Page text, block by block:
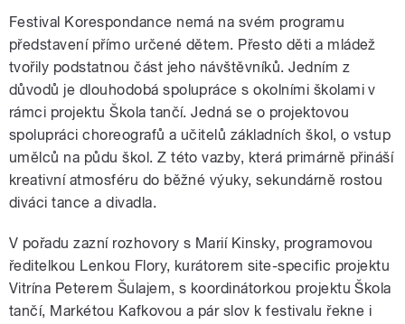
Festival Korespondance nemá na svém programu
představení přímo určené dětem. Přesto děti a mládež
tvořily podstatnou část jeho návštěvníků. Jedním z
důvodů je dlouhodobá spolupráce s okolními školami v
rámci projektu Škola tančí. Jedná se o projektovou
spolupráci choreografů a učitelů základních škol, o vstup
umělců na půdu škol. Z této vazby, která primárně přináší
kreativní atmosféru do běžné výuky, sekundárně rostou
diváci tance a divadla.
V pořadu zazní rozhovory s Marií Kinsky, programovou
ředitelkou Lenkou Flory, kurátorem site-specific projektu
Vitrína Peterem Šulajem, s koordinátorkou projektu Škola
tančí, Markétou Kafkovou a pár slov k festivalu řekne i